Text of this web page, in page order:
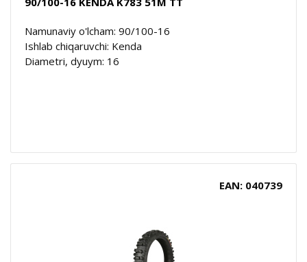
Namunaviy o'lcham: 90/100-16
Ishlab chiqaruvchi: Kenda
Diametri, dyuym: 16
EAN: 040739